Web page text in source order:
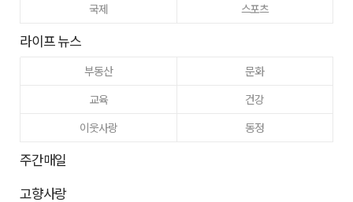
국제
스포츠
라이프 뉴스
부동산
문화
교육
건강
이웃사랑
동정
주간매일
고향사랑